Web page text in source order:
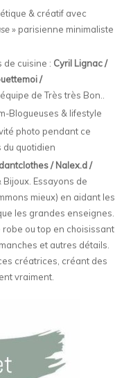
& créatif avec
» parisienne minimaliste
de cuisine : Cyril Lignac /
/
de Très très Bon..
Blogueuses & lifestyle
photo pendant ce
quotidien
/ Nalex.d /
Essayons de
mieux) en aidant les
les grandes enseignes.
robe ou top en choisissant
et autres détails.
créatrices, créant des
vraiment.